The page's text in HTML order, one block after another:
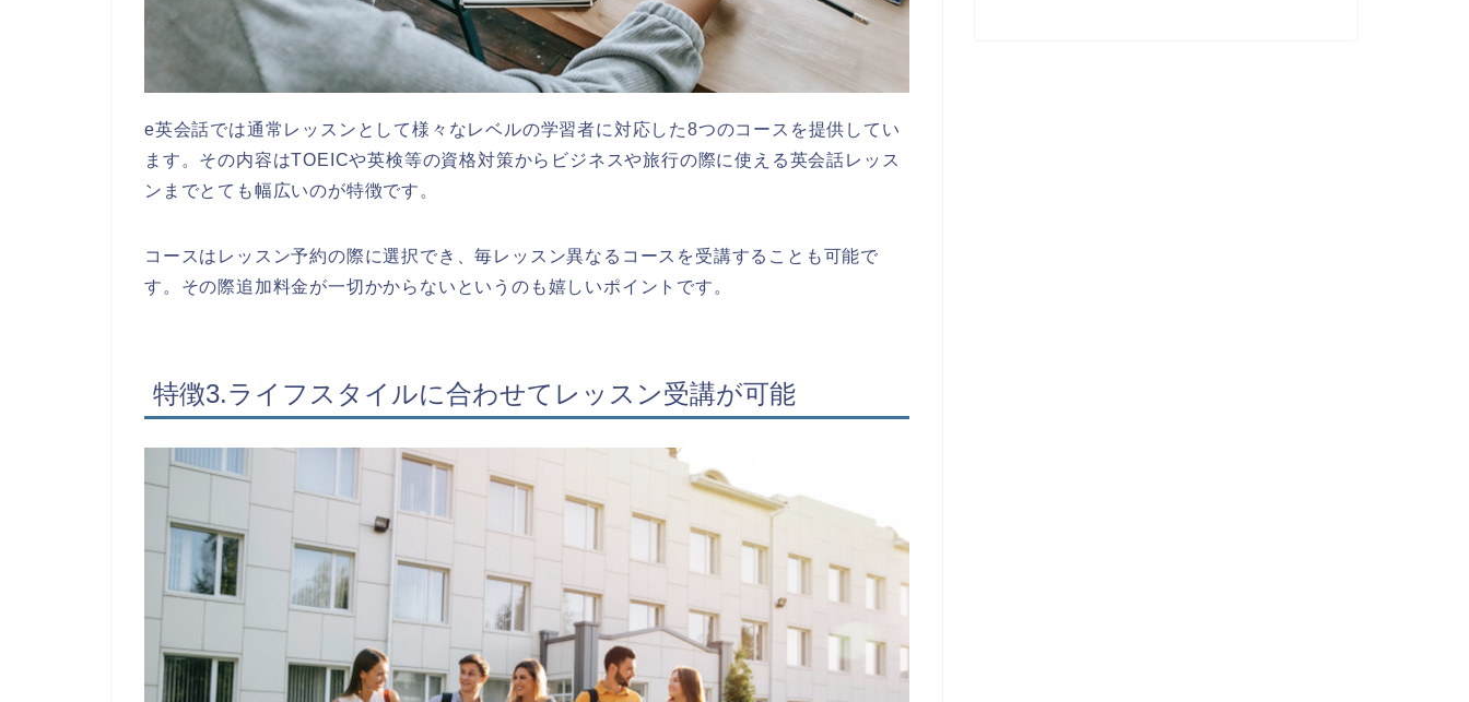
e英会話では通常レッスンとして様々なレベルの学習者に対応した8つのコースを提供してい
ます。その内容はTOEICや英検等の資格対策からビジネスや旅行の際に使える英会話レッス
ンまでとても幅広いのが特徴です。
コースはレッスン予約の際に選択でき、毎レッスン異なるコースを受講することも可能で
す。その際追加料金が一切かからないというのも嬉しいポイントです。
特徴3.ライフスタイルに合わせてレッスン受講が可能